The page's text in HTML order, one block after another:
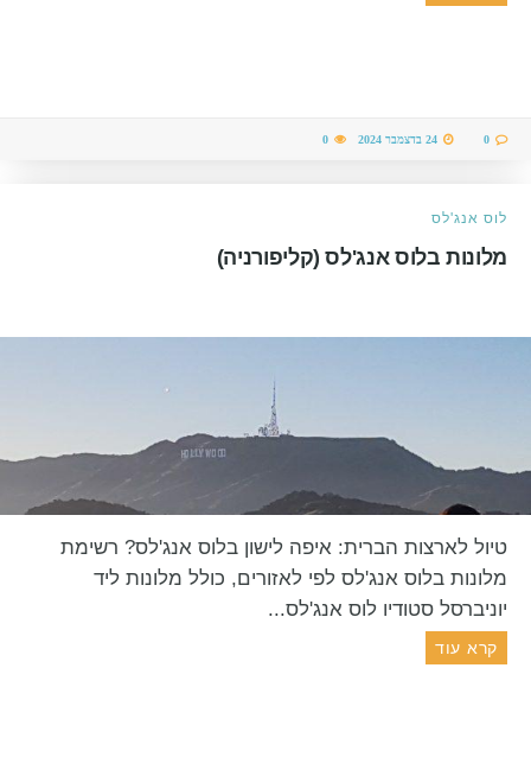
לוס אנג'לס
מלונות בלוס אנג'לס (קליפורניה)
טיול לארצות הברית: איפה לישון בלוס אנג'לס? רשימת
מלונות בלוס אנג'לס לפי לאזורים, כולל מלונות ליד
יוניברסל סטודיו לוס אנג'לס...
קרא עוד